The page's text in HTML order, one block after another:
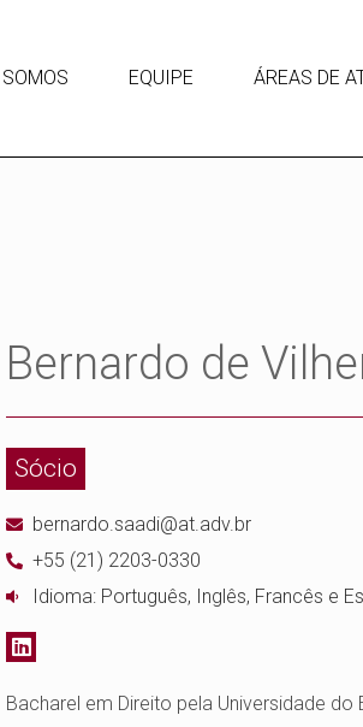
EQUIPE ÁREAS DE
Bernardo de
Sócio
bernardo.saadi@at.adv.br
+55 (21) 2203-0330
Idioma: Português, Inglês, Francês e
Bacharel em Direito pela Universidade